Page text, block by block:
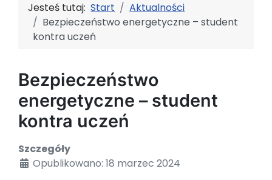
Jesteś tutaj:Start
Aktualności
Bezpieczeństwo energetyczne – student
kontra uczeń
Bezpieczeństwo
energetyczne – student
kontra uczeń
Szczegóły
Opublikowano: 18 marzec 2024